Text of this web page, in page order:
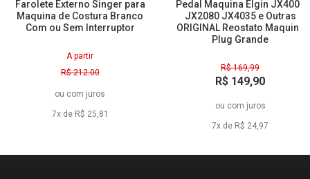
Farolete Externo Singer para
Maquina de Costura Branco
Com ou Sem Interruptor
A partir
R$ 212,00
à vista
ou
7x de R$ 25,81
com juros
Pedal Maquina Elgin JX4000
JX2080 JX4035 e Outras
ORIGINAL Reostato Maquina
Plug Grande
R$ 169,99
R$ 149,90
ou
7x de R$ 24,97
com juros